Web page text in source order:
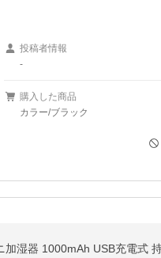
投稿者情報
-
購入した商品
カラー/ブラック